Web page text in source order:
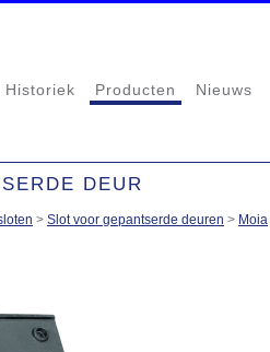
Historiek Producten Nieuws
DEUR
> Slot voor gepantserde deuren > Moia